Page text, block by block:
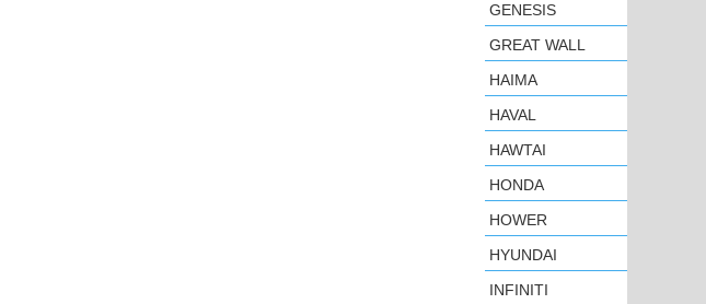
GENESIS
GREAT WALL
HAIMA
HAVAL
HAWTAI
HONDA
HOWER
HYUNDAI
INFINITI